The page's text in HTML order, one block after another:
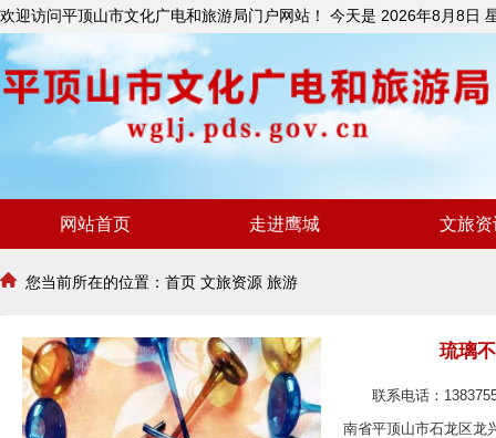
欢迎访问平顶山市文化广电和旅游局门户网站！ 今天是 2026年8月8日
网站首页 走进鹰城 文旅资
您当前所在的位置： 首页 文旅资源 旅游
琉璃
联系电话：
南省平顶山市石龙区龙